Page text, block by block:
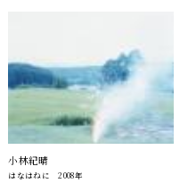
小林紀晴
はなはねに 2008年